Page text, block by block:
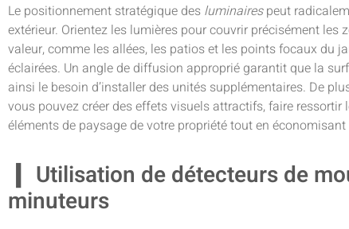
Le positionnement stratégique des luminairespeut
extérieur. Orientez les lumières pour couvrir précisément les
valeur, comme les allées, les patios et les points focaux du
éclairées. Un angle de diffusion approprié garantit que la
ainsi le besoin d’installer des unités supplémentaires. De
vous pouvez créer des effets visuels attractifs, faire
éléments de paysage de votre propriété tout en économisant
Utilisation de détecteurs de
minuteurs